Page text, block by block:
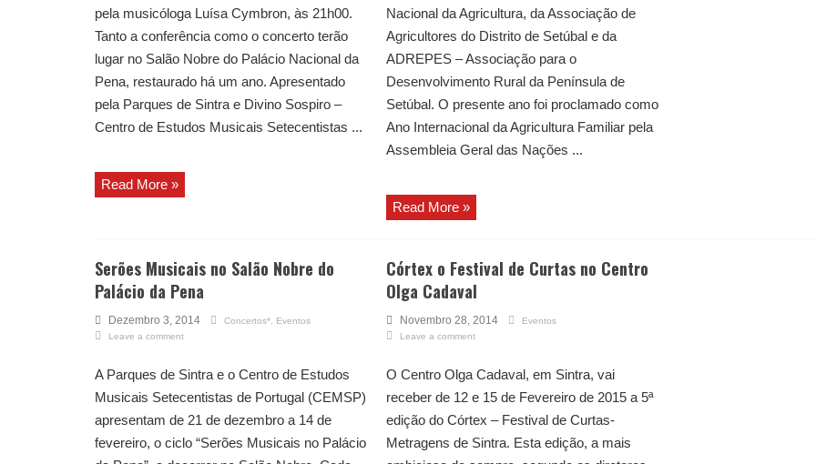
pela musicóloga Luísa Cymbron, às 21h00.
Tanto a conferência como o concerto terão
lugar no Salão Nobre do Palácio Nacional da
Pena, restaurado há um ano. Apresentado
pela Parques de Sintra e Divino Sospiro –
Centro de Estudos Musicais Setecentistas ...
Read More »
Nacional da Agricultura, da Associação de
Agricultores do Distrito de Setúbal e da
ADREPES – Associação para o
Desenvolvimento Rural da Península de
Setúbal. O presente ano foi proclamado como
Ano Internacional da Agricultura Familiar pela
Assembleia Geral das Nações ...
Read More »
Serões Musicais no Salão Nobre do
Palácio da Pena
Dezembro 3, 2014 Concertos*
Eventos
Leave a comment
A Parques de Sintra e o Centro de Estudos
Musicais Setecentistas de Portugal (CEMSP)
apresentam de 21 de dezembro a 14 de
fevereiro, o ciclo “Serões Musicais no Palácio
Córtex o Festival de Curtas no Centro
Olga Cadaval
Novembro 28, 2014
Eventos
Leave a comment
O Centro Olga Cadaval, em Sintra, vai
receber de 12 e 15 de Fevereiro de 2015 a 5ª
edição do Córtex – Festival de Curtas-
Metragens de Sintra. Esta edição, a mais